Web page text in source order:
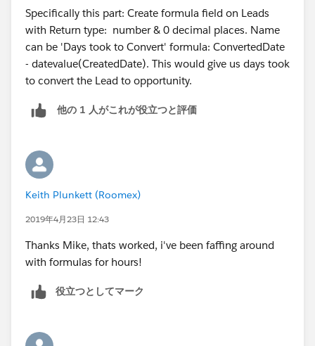
Specifically this part: Create formula field on Leads
with Return type: number & 0 decimal places. Name
can be 'Days took to Convert' formula: ConvertedDate
- datevalue(CreatedDate). This would give us days took
to convert the Lead to opportunity.
他の 1 人がこれが役立つと評価
Keith Plunkett (Roomex)
2019年4月23日 12:43
Thanks Mike, thats worked, i've been faffing around
with formulas for hours!
役立つとしてマーク